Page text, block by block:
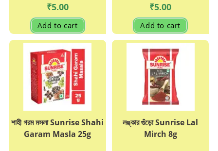
₹5.00
Add to cart
₹5.00
Add to cart
শাহী গরম মসলা Sunrise Shahi
Garam Masla 25g
লঙ্কার গুঁড়ো Sunrise Lal
Mirch 8g